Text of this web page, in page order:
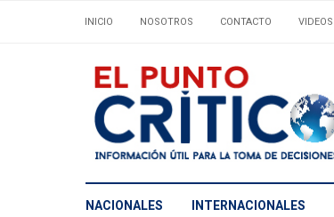
INICIO NOSOTROS CONTACTO VIDEOS
NACIONALES INTERNACIONALES